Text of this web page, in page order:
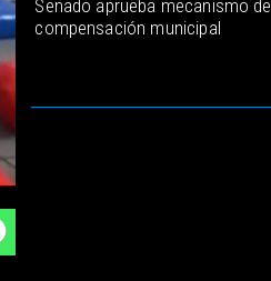
Senado aprueba mecanismo de
compensación municipal